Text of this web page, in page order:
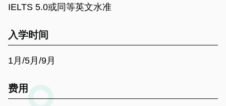
IELTS 5.0或同等英文水准
入学时间
1月/5月/9月
费用